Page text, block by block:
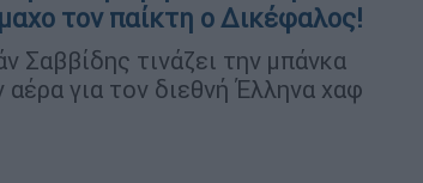
τον παίκτη ο Δικέφαλος!
Σαββίδης τινάζει την μπάνκα
αέρα για τον διεθνή Έλληνα χαφ